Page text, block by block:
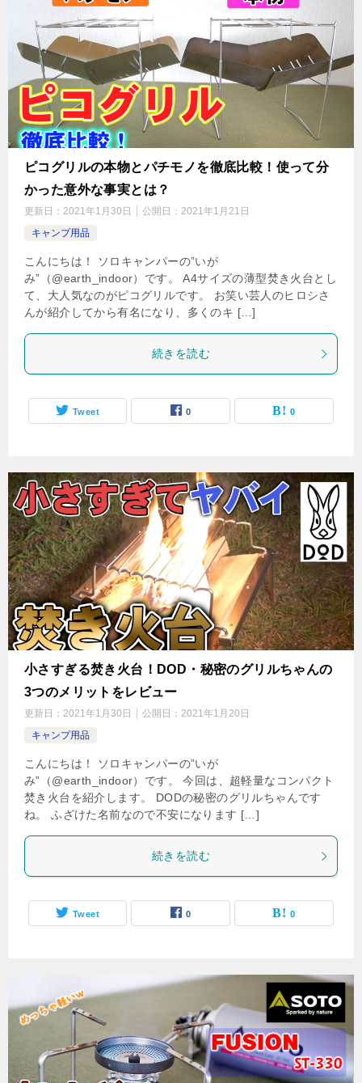
ピコグリルの本物とパチモノを徹底比較！使って分
かった意外な事実とは？
更新日： 2021年1月30日 公開日： 2021年1月21日
キャンプ用品
こんにちは！ ソロキャンパーの”いが
み”（@earth_indoor）です。 A4サイズの薄型焚き火台とし
て、大人気なのがピコグリルです。 お笑い芸人のヒロシさ
んが紹介してから有名になり、多くのキ […]
続きを読む
Tweet 0 0
小さすぎる焚き火台！DOD・秘密のグリルちゃんの
3つのメリットをレビュー
更新日： 2021年1月30日 公開日： 2021年1月20日
キャンプ用品
こんにちは！ ソロキャンパーの”いが
み”（@earth_indoor）です。 今回は、超軽量なコンパクト
焚き火台を紹介します。 DODの秘密のグリルちゃんです
ね。 ふざけた名前なので不安になります […]
続きを読む
Tweet 0 0